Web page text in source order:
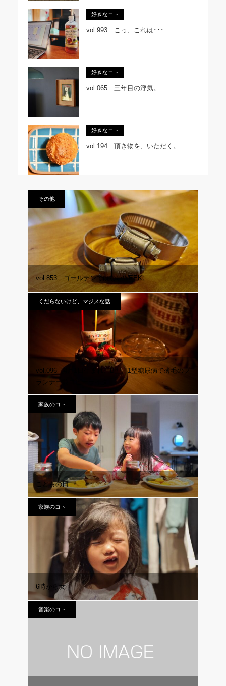
好きなコト
vol.993 こっ、これは･･･
好きなコト
vol.065 三年目の浮気。
好きなコト
vol.194 頂き物を、いただく。
その他
vol.853 ゴールデンではないWEEK。
くだらないけど、マジメな話
vol.096 4月1日生まれ、B型。1型糖尿病で薄毛のプ
ランナー兼コピーライタ…
家族のコト
こどもの日
家族のコト
6時から女
音楽のコト